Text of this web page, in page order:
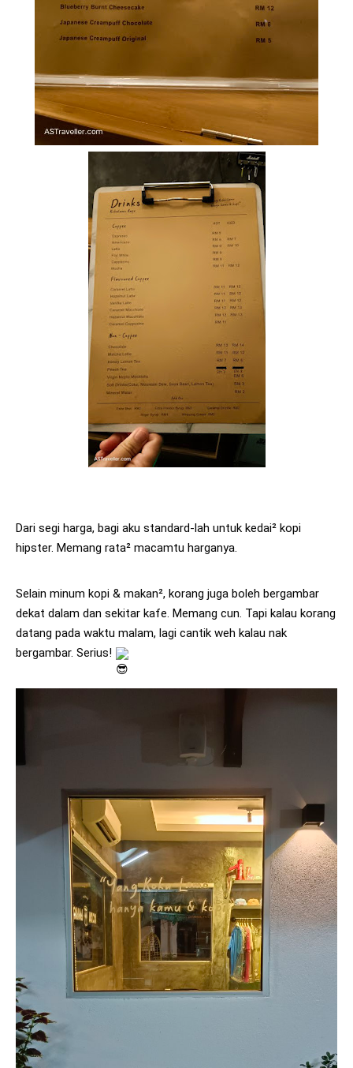
Dari segi harga, bagi aku standard-lah untuk kedai² kopi
hipster. Memang rata² macamtu harganya.
Selain minum kopi & makan², korang juga boleh bergambar
dekat dalam dan sekitar kafe. Memang cun. Tapi kalau korang
datang pada waktu malam, lagi cantik weh kalau nak
bergambar. Serius!